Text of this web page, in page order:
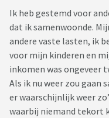
Ik heb gestemd voor
dat ik samenwoonde.
andere vaste lasten, ik
voor mijn kinderen en
inkomen was ongeveer
Als ik nu weer zou gaan
er waarschijnlijk weer
waarbij niemand tekort